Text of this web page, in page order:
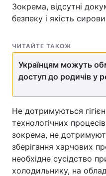
Зокрема, відсутні
безпеку і якість
ЧИТАЙТЕ ТАКОЖ
Українцям можуть
доступ до родичів у
Не дотримуються
технологічних
зокрема, не
зберігання харчових
необхідне сусідство
холодильнику, на